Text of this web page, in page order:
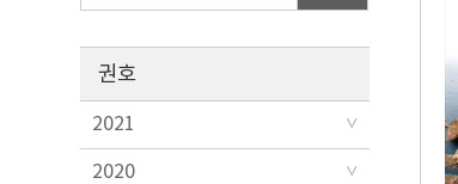
권호
2021
2020